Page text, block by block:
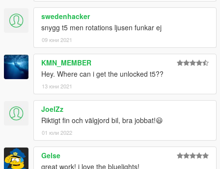
swedenhacker
snygg t5 men rotations ljusen funkar ej
09 юни 2021
KMN_MEMBER
Hey. Where can i get the unlocked t5??
13 юни 2021
JoelZz
Riktigt fin och välgjord bil, bra jobbat!😃
01 юли 2022
Gelse
great work! i love the bluelights!